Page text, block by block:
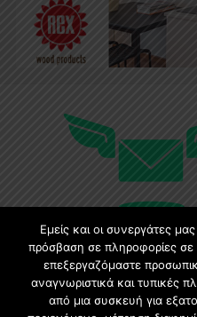
Εγγραφή στο Newsletter
Εμείς και οι συνεργάτες
πρόσβαση σε πληροφορίες
επεξεργαζόμαστε
αναγνωριστικά και τυπικές
από μια συσκευή για